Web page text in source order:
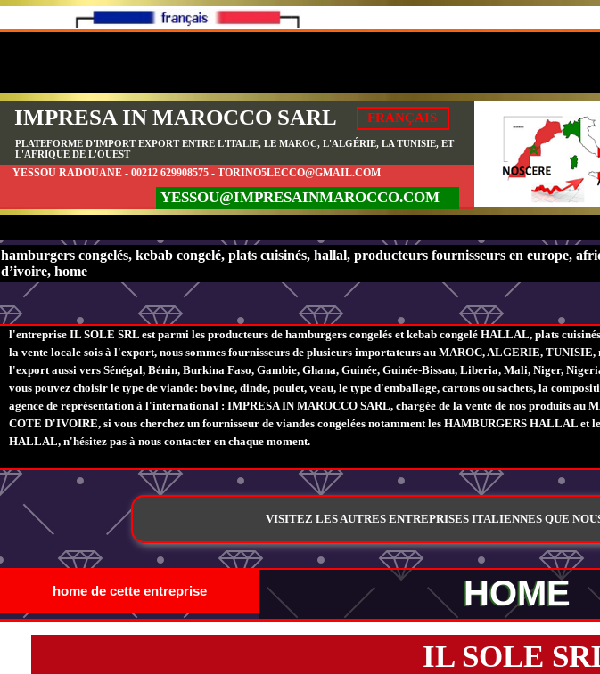
IMPRESA IN MAROCCO SARL FRANÇAIS
PLATEFORME D'IMPORT EXPORT ENTRE L'ITALIE, LE MAROC, L'ALGÉRIE, LA TUNISIE, ET
L'AFRIQUE DE L'OUEST
YESSOU RADOUANE - 00212 629908575 - TORINO5LECCO@GMAIL.COM
YESSOU@IMPRESAINMAROCCO.COM
hamburgers congelés, kebab congelé, plats cuisinés, hallal, producteurs fournisseurs en europe,
d’ivoire, home
l'entreprise IL SOLE SRL est parmi les producteurs de hamburgers congelés et kebab congelé HALLAL, plats
la vente locale sois à l'export, nous sommes fournisseurs de plusieurs importateurs au MAROC, ALGERIE,
l'export aussi vers Sénégal, Bénin, Burkina Faso, Gambie, Ghana, Guinée, Guinée-Bissau, Liberia, Mali, Niger,
vous pouvez choisir le type de viande: bovine, dinde, poulet, veau, le type d'emballage, cartons ou sachets, la
agence de représentation à l'international : IMPRESA IN MAROCCO SARL, chargée de la vente de nos produits
COTE D'IVOIRE, si vous cherchez un fournisseur de viandes congelées notamment les HAMBURGERS HALLAL
HALLAL, n'hésitez pas à nous contacter en chaque moment.
VISITEZ LES AUTRES ENTREPRISES ITALIENNES QUE
home de cette entreprise HOME
IL SOLE